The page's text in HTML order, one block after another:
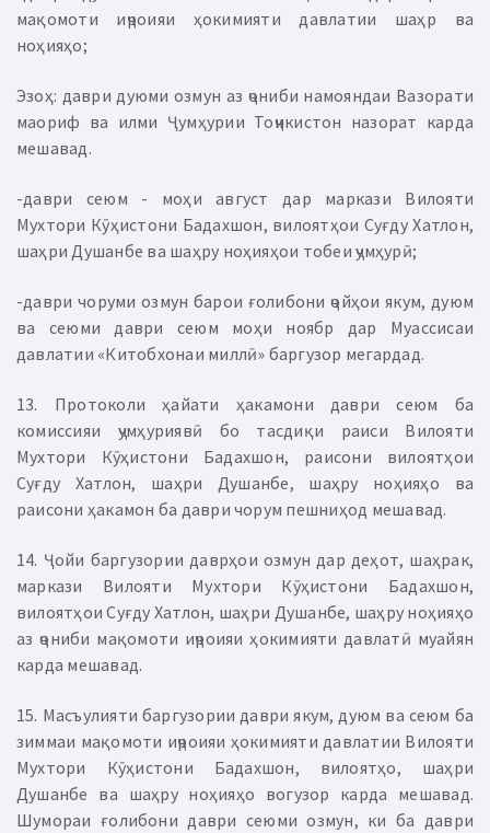
мақомоти иҷроияи ҳокимияти давлатии шаҳр ва
ноҳияҳо;
Эзоҳ: даври дуюми озмун аз ҷониби намояндаи Вазорати
маориф ва илми Ҷумҳурии Тоҷикистон назорат карда
мешавад.
-даври сеюм - моҳи август дар маркази Вилояти
Мухтори Кӯҳистони Бадахшон, вилоятҳои Суғду Хатлон,
шаҳри Душанбе ва шаҳру ноҳияҳои тобеи ҷумҳурӣ;
-даври чоруми озмун барои ғолибони ҷойҳои якум, дуюм
ва сеюми даври сеюм моҳи ноябр дар Муассисаи
давлатии «Китобхонаи миллӣ» баргузор мегардад.
13. Протоколи ҳайати ҳакамони даври сеюм ба
комиссияи ҷумҳуриявӣ бо тасдиқи раиси Вилояти
Мухтори Кӯҳистони Бадахшон, раисони вилоятҳои
Суғду Хатлон, шаҳри Душанбе, шаҳру ноҳияҳо ва
раисони ҳакамон ба даври чорум пешниҳод мешавад.
14. Ҷойи баргузории даврҳои озмун дар деҳот, шаҳрак,
маркази Вилояти Мухтори Кӯҳистони Бадахшон,
вилоятҳои Суғду Хатлон, шаҳри Душанбе, шаҳру ноҳияҳо
аз ҷониби мақомоти иҷроияи ҳокимияти давлатӣ муайян
карда мешавад.
15. Масъулияти баргузории даври якум, дуюм ва сеюм ба
зиммаи мақомоти иҷроияи ҳокимияти давлатии Вилояти
Мухтори Кӯҳистони Бадахшон, вилоятҳо, шаҳри
Душанбе ва шаҳру ноҳияҳо вогузор карда мешавад.
Шумораи ғолибони даври сеюми озмун, ки ба даври